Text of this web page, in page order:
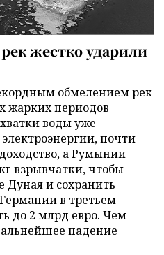
жестко ударили
обмелением рек
жарких периодов
воды уже
почти
а Румынии
взрывчатки, чтобы
Дуная и сохранить
в третьем
до 2 млрд евро. Чем
падение